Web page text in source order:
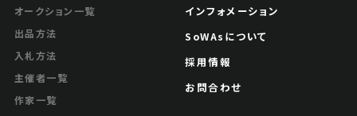
公開終了
オークション一覧
出品方法
入札方法
主催者一覧
作家一覧
インフォメーション
SoWAsについて
採用情報
お問合わせ